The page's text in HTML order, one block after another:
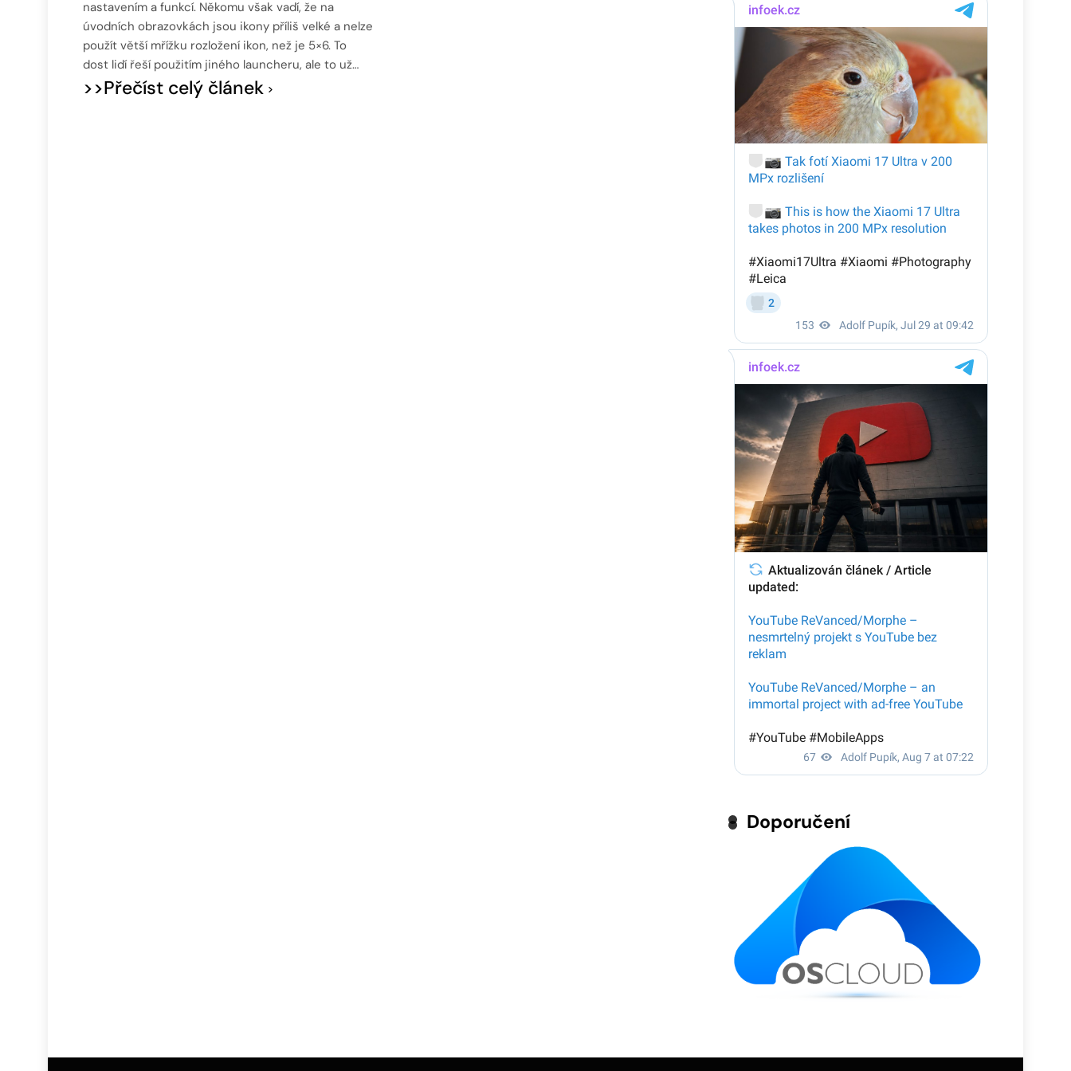
nastavením a funkcí. Někomu však vadí, že na
úvodních obrazovkách jsou ikony příliš velké a nelze
použít větší mřížku rozložení ikon, než je 5×6. To
dost lidí řeší použitím jiného launcheru, ale to už…
>>Přečíst celý článek
Doporučení